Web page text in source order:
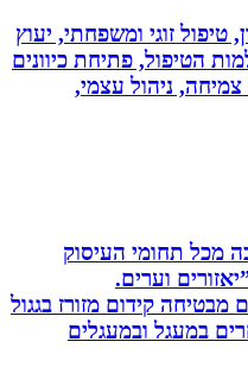
זוגי ומשפחתי, יעוץ
פתיחת כיוונים
ניהול עצמי,
תחומי העיסוק
וערים.
קידום מזורז בגגול
ובמעגלים